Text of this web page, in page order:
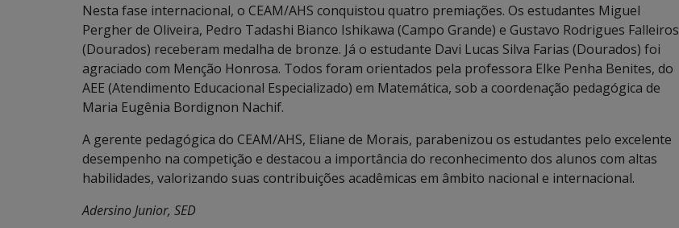
Nesta fase internacional, o CEAM/AHS conquistou quatro premiações. Os estudantes Miguel
Pergher de Oliveira, Pedro Tadashi Bianco Ishikawa (Campo Grande) e Gustavo Rodrigues Falleiros
(Dourados) receberam medalha de bronze. Já o estudante Davi Lucas Silva Farias (Dourados) foi
agraciado com Menção Honrosa. Todos foram orientados pela professora Elke Penha Benites, do
AEE (Atendimento Educacional Especializado) em Matemática, sob a coordenação pedagógica de
Maria Eugênia Bordignon Nachif.
A gerente pedagógica do CEAM/AHS, Eliane de Morais, parabenizou os estudantes pelo excelente
desempenho na competição e destacou a importância do reconhecimento dos alunos com altas
habilidades, valorizando suas contribuições acadêmicas em âmbito nacional e internacional.
Adersino Junior, SED